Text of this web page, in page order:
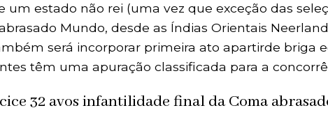
um estado não rei (uma vez que exceção das
Mundo, desde as Índias Orientais
será incorporar primeira ato apartirde briga
têm uma apuração classificada para a
32 avos infantilidade final da Coma